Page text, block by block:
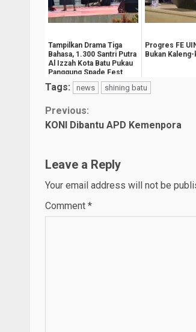
Tampilkan Drama Tiga
Bahasa, 1.300 Santri Putra
Al Izzah Kota Batu Pukau
Panggung Spade Fest
Progres FE
Bukan
Tags: news shining batu
Continue
Previous:
KONI Dibantu APD Kemenpora
Leave a Reply
Your email address will not be
Comment *